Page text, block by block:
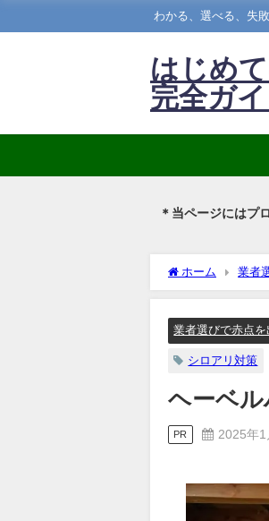
わかる、選べる、失
はじめ
完全ガ
＊当ページにはプ
ホーム 業者
業者選びで赤点
シロアリ対策
ヘーベ
PR 2025年1